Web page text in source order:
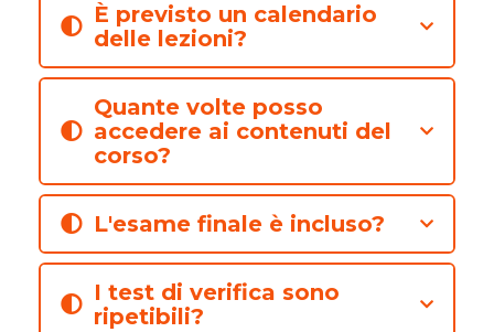
È previsto un calendario
delle lezioni?
Quante volte posso
accedere ai contenuti del
corso?
L'esame finale è incluso?
I test di verifica sono
ripetibili?